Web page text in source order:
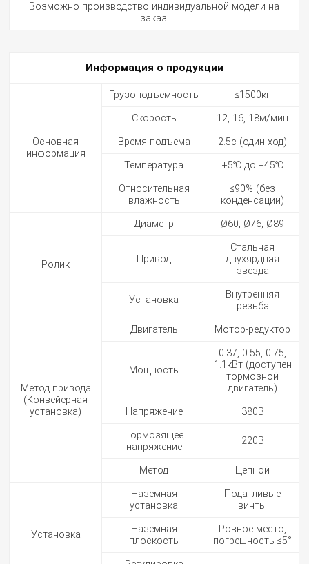
Возможно производство индивидуальной модели на
заказ.
Информация о продукции
Основная
информация
Грузоподъемность
≤1500кг
Скорость
12, 16, 18м/мин
Время подъема
2.5с (один ход)
Температура
+5℃ до +45℃
Относительная
влажность
≤90% (без
конденсации)
Ролик
Диаметр Ø60, Ø76, Ø89
Привод
Стальная
двухярдная
звезда
Установка
Внутренняя
резьба
Метод привода
(Конвейерная
установка)
Двигатель Мотор-редуктор
Мощность
0.37, 0.55, 0.75,
1.1кВт (доступен
тормозной
двигатель)
Напряжение
380В
Тормозящее
напряжение
220В
Метод Цепной
Установка
Наземная
установка
Податливые
винты
Наземная
плоскость
Ровное место,
погрешность ≤5°